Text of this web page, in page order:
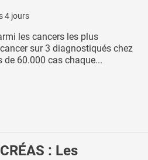
4 jours
les cancers les plus
sur 3 diagnostiqués chez
60.000 cas chaque...
: Les